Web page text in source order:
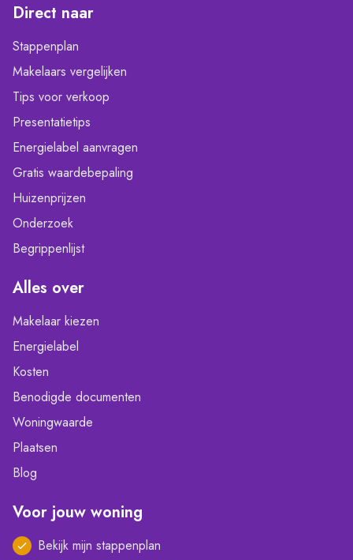
Direct naar
Stappenplan
Makelaars vergelijken
Tips voor verkoop
Presentatietips
Energielabel aanvragen
Gratis waardebepaling
Huizenprijzen
Onderzoek
Begrippenlijst
Alles over
Makelaar kiezen
Energielabel
Kosten
Benodigde documenten
Woningwaarde
Plaatsen
Blog
Voor jouw woning
Bekijk mijn stappenplan